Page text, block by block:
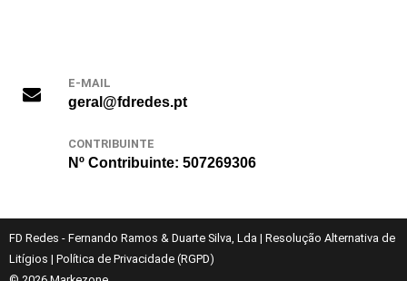
E-MAIL
geral@fdredes.pt
CONTRIBUINTE
Nº Contribuinte: 507269306
FD Redes - Fernando Ramos & Duarte Silva, Lda | Resolução Alternativa de
Litígios | Política de Privacidade (RGPD)